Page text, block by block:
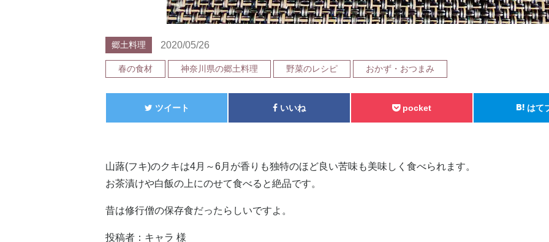
郷土料理 2020/05/26
春の食材 神奈川県の郷土料理 野菜のレシピ おかず・おつまみ
ツイート いいね pocket はて
山蕗(フキ)のクキは4月～6月が香りも独特のほど良い苦味も美味しく食べられます。
お茶漬けや白飯の上にのせて食べると絶品です。
昔は修行僧の保存食だったらしいですよ。
投稿者：キャラ 様